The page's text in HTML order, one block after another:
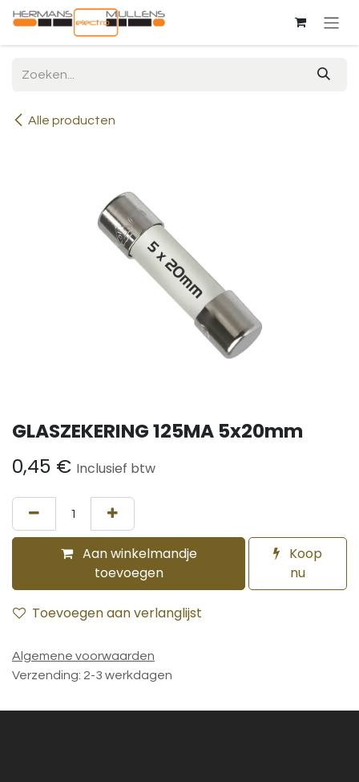
Overslaan naar inhoud
Alle producten
GLASZEKERING 125MA 5x20mm
0,45 € Inclusief btw
Aan winkelmandje
toevoegen
Koop
nu
Toevoegen aan verlanglijst
Algemene voorwaarden
Verzending: 2-3 werkdagen